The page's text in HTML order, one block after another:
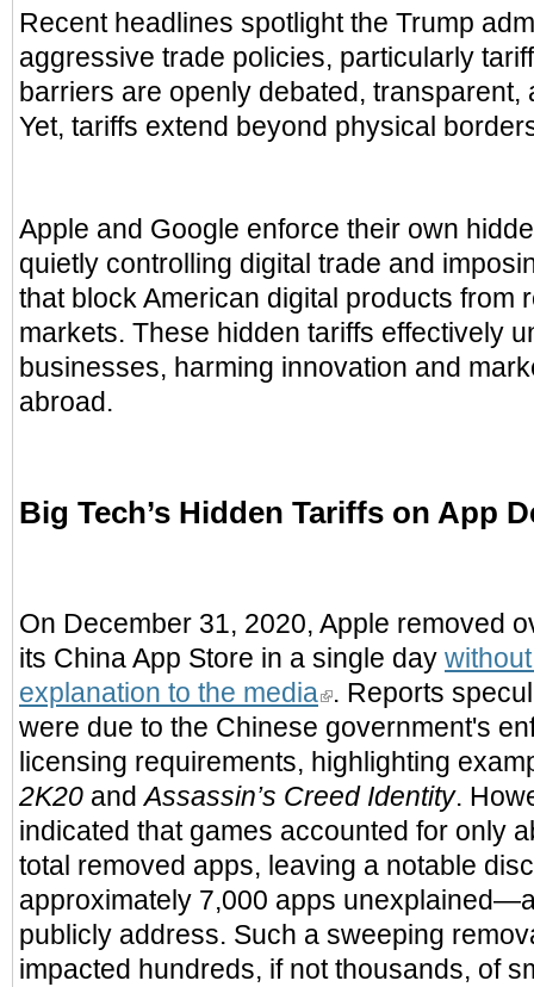
Recent headlines spotlight the Trump
aggressive trade policies, particularly
barriers are openly debated, transparent,
Yet, tariffs extend beyond physical
Apple and Google enforce their own
quietly controlling digital trade and
that block American digital products from
markets. These hidden tariffs effectively
businesses, harming innovation and
abroad.
Big Tech’s Hidden Tariffs on App
On December 31, 2020, Apple removed
its China App Store in a single day
explanation to the media . Reports
were due to the Chinese government's
licensing requirements, highlighting
2K20 andAssassin’s Creed Identity.
indicated that games accounted for only
total removed apps, leaving a notable
approximately 7,000 apps
publicly address. Such a sweeping
impacted hundreds, if not thousands, of